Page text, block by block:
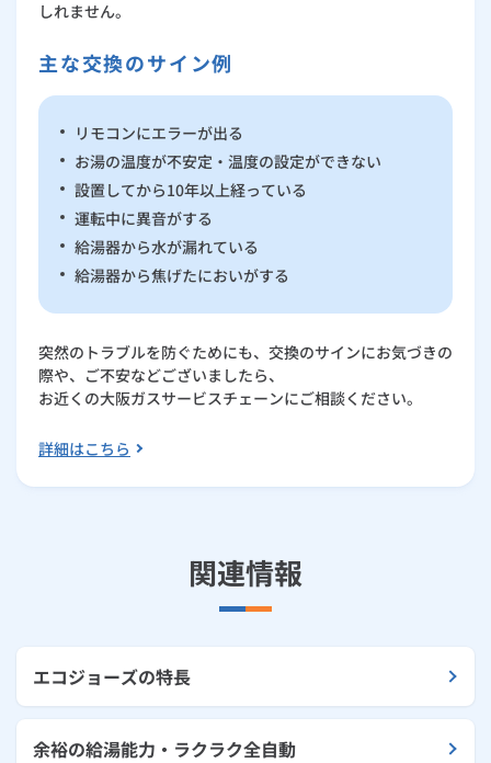
しれません。
主な交換のサイン例
リモコンにエラーが出る
お湯の温度が不安定・温度の設定ができない
設置してから10年以上経っている
運転中に異音がする
給湯器から水が漏れている
給湯器から焦げたにおいがする
突然のトラブルを防ぐためにも、交換のサインにお気づきの
際や、ご不安などございましたら、
お近くの大阪ガスサービスチェーンにご相談ください。
詳細はこちら
関連情報
エコジョーズの特長
余裕の給湯能力・ラクラク全自動